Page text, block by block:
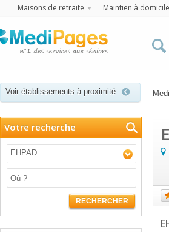
Maisons de retraite Maintien à domicile
Voir établissements à proximité
Votre recherche
EHPAD
RECHERCHER